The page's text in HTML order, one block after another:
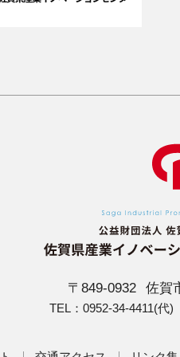
〒849-0932 佐賀
TEL：0952-34-4411(代)